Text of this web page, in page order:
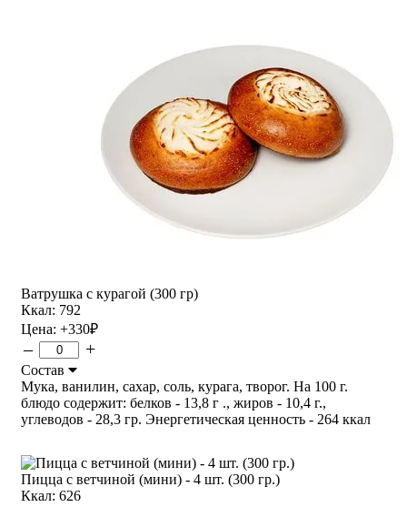
Ватрушка с курагой (300 гр)
Ккал: 792
Цена: +330₽
– +
Состав
Мука, ванилин, сахар, соль, курага, творог. На 100 г.
блюдо содержит: белков - 13,8 г ., жиров - 10,4 г.,
углеводов - 28,3 гр. Энергетическая ценность - 264 ккал
Пицца с ветчиной (мини) - 4 шт. (300 гр.)
Ккал: 626